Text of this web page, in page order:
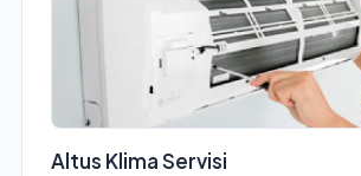
Altus Klima Servisi